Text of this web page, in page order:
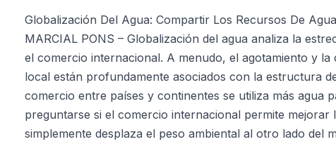
Globalización Del Agua: Compartir Los Recursos De
MARCIAL PONS – Globalización del agua analiza la
el comercio internacional. A menudo, el agotamiento y
local están profundamente asociados con la estructura
comercio entre países y continentes se utiliza más agua
preguntarse si el comercio internacional permite mejorar
simplemente desplaza el peso ambiental al otro lado del